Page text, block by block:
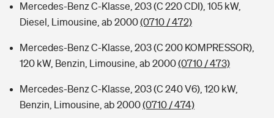
Mercedes-Benz C-Klasse, 203 (C 220 CDI), 105 kW,
Diesel, Limousine, ab 2000(0710 / 472)
Mercedes-Benz C-Klasse, 203 (C 200 KOMPRESSOR),
120 kW, Benzin, Limousine, ab 2000(0710 / 473)
Mercedes-Benz C-Klasse, 203 (C 240 V6), 120 kW,
Benzin, Limousine, ab 2000(0710 / 474)